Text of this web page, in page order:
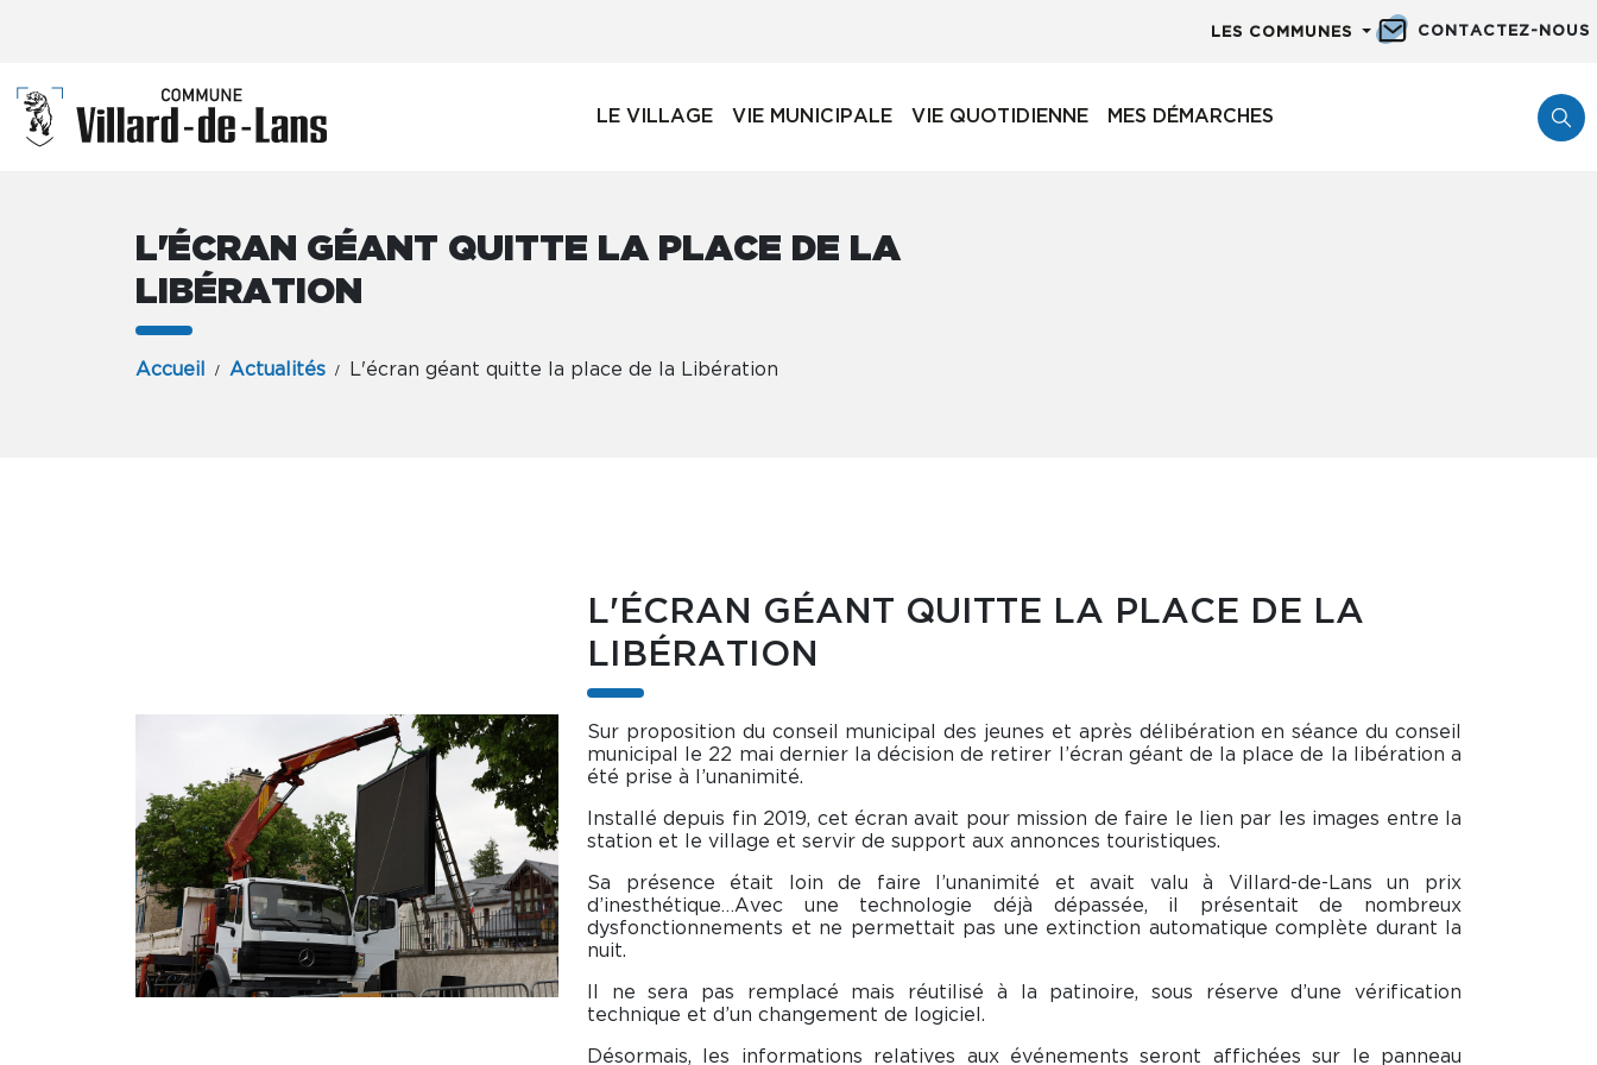
LES COMMUNES CONTACTEZ-NOUS
LE VILLAGE VIE MUNICIPALE VIE QUOTIDIENNE MES DÉMARCHES
L'ÉCRAN GÉANT QUITTE LA PLACE DE LA
LIBÉRATION
Accueil Actualités L'écran géant quitte la place de la Libération
L'ÉCRAN GÉANT QUITTE LA PLACE DE LA
LIBÉRATION
Sur proposition du conseil municipal des jeunes et après délibération en séance du conseil
municipal le 22 mai dernier la décision de retirer l’écran géant de la place de la libération a
été prise à l’unanimité.
Installé depuis fin 2019, cet écran avait pour mission de faire le lien par les images entre la
station et le village et servir de support aux annonces touristiques.
Sa présence était loin de faire l’unanimité et avait valu à Villard-de-Lans un prix
d’inesthétique…Avec une technologie déjà dépassée, il présentait de nombreux
dysfonctionnements et ne permettait pas une extinction automatique complète durant la
nuit.
Il ne sera pas remplacé mais réutilisé à la patinoire, sous réserve d’une vérification
technique et d’un changement de logiciel.
Désormais, les informations relatives aux événements seront affichées sur le panneau